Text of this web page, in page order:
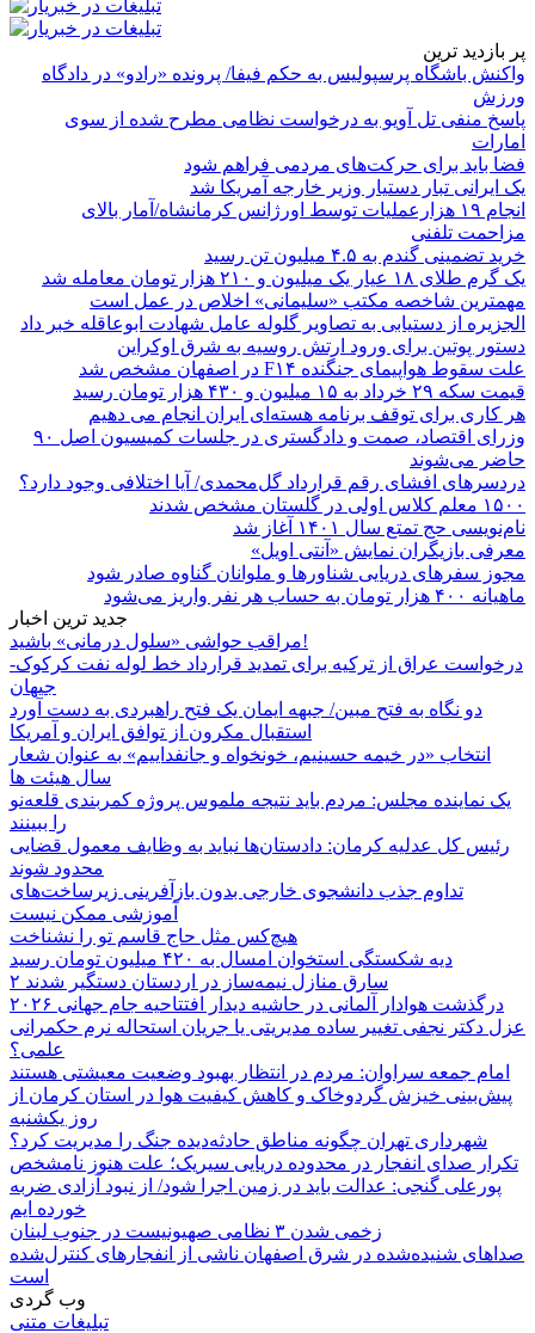
پر بازدید ترین
واکنش باشگاه پرسپولیس به حکم فیفا/ پرونده «رادو» در دادگاه
ورزش
پاسخ منفی تل آویو به درخواست نظامی مطرح شده از سوی
امارات
فضا باید برای حرکت‌های مردمی فراهم شود
یک ایرانی تبار دستیار وزیر خارجه آمریکا شد
انجام ۱۹ هزارعملیات توسط اورژانس کرمانشاه/آمار بالای
مزاحمت تلفنی
خرید تضمینی گندم به ۴.۵ میلیون تن رسید
یک گرم طلای ۱۸ عیار یک میلیون و ۲۱۰ هزار تومان معامله شد
مهمترین شاخصه مکتب «سلیمانی» اخلاص در عمل است
الجزیره از دستیابی به تصاویر گلوله عامل شهادت ابوعاقله خبر داد
دستور پوتین برای ورود ارتش روسیه به شرق اوکراین
علت سقوط هواپیمای جنگنده F۱۴ در اصفهان مشخص شد
قیمت سکه ۲۹ خرداد به ۱۵ میلیون و ۴۳۰ هزار تومان رسید
هر کاری برای توقف برنامه هسته‌ای ایران انجام می دهیم
وزرای اقتصاد، صمت و دادگستری در جلسات کمیسیون اصل ۹۰
حاضر می‌شوند
دردسرهای افشای رقم قرارداد گل‌محمدی/ آیا اختلافی وجود دارد؟
۱۵۰۰ معلم کلاس اولی در گلستان مشخص شدند
نام‌نویسی حج تمتع سال ۱۴۰۱ آغاز شد
معرفی بازیگران نمایش «آنتی اویل»
مجوز سفرهای دریایی شناورها و ملوانان گناوه صادر شود
ماهیانه ۴۰۰ هزار تومان به حساب هر نفر واریز می‌شود
جدید ترین اخبار
مراقب حواشی «سلول درمانی» باشید!
درخواست عراق از ترکیه برای تمدید قرارداد خط لوله نفت کرکوک-
جیهان
دو نگاه به فتح مبین/ جبهه ایمان یک فتح راهبردی به دست آورد
استقبال مکرون از توافق ایران و آمریکا
انتخاب «در خیمه حسینیم، خونخواه و جانفداییم» به عنوان شعار
سال هیئت ها
یک نماینده مجلس: مردم باید نتیجه ملموس پروژه کمربندی قلعه‌نو
را ببینند
رئیس کل عدلیه کرمان: دادستان‌ها نباید به وظایف معمول قضایی
محدود شوند
تداوم جذب دانشجوی خارجی بدون بازآفرینی زیرساخت‌های
آموزشی ممکن نیست
هیچ‌کس مثل حاج قاسم تو را نشناخت
دیه شکستگی استخوان امسال به ۴۲۰ میلیون تومان رسید
۲ سارق منازل نیمه‌ساز در اردستان دستگیر شدند
درگذشت هوادار آلمانی در حاشیه دیدار افتتاحیه جام جهانی ۲۰۲۶
عزل دکتر نجفی تغییر ساده مدیریتی یا جریان استحاله نرم حکمرانی
علمی؟
امام جمعه سراوان: مردم در انتظار بهبود وضعیت معیشتی هستند
پیش‌بینی خیزش گردوخاک و کاهش کیفیت هوا در استان کرمان از
روز یکشنبه
شهرداری تهران چگونه مناطق حادثه‌دیده جنگ را مدیریت کرد؟
تکرار صدای انفجار در محدوده دریایی سیریک؛ علت هنوز نامشخص
پورعلی گنجی: عدالت باید در زمین اجرا شود/ از نبود آزادی ضربه
خورده ایم
زخمی شدن ۳ نظامی صهیونیست در جنوب لبنان
صداهای شنیده‌شده در شرق اصفهان ناشی از انفجارهای کنترل‌شده
است
وب گردی
تبلیغات متنی